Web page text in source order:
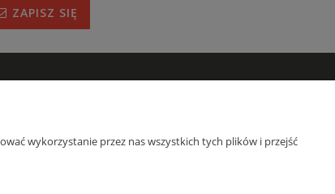
ZAPISZ SIĘ
wykorzystanie przez nas wszystkich tych plików i przejść